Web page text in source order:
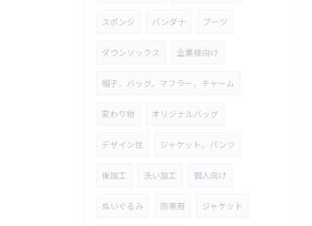
スポンジ バンダナ ブーツ
ダウンソックス 企業様向け
帽子、バッグ、マフラー、チャーム
変わり物 オリジナルバッグ
デザイン性 ジャケット、パンツ
後加工 洗い加工 個人向け
ぬいぐるみ 防寒用 ジャケット